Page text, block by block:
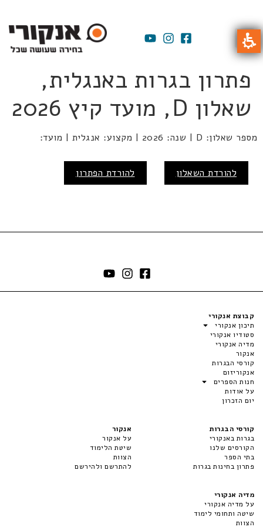
פתרון בגרות באנגלית,
שאלון D, מועד קיץ 2026
מספר שאלון: D | שנה: 2026 | מקצוע: אנגלית | מועד:
להורדת השאלון להורדת הפתרון
קבוצת אנקורי
תיכון אנקורי
סטודיו אנקורי
מדיה אנקורי
אנקור
קורסי הבגרות
אנקוריזום
חנות הספרים
על אודות
יום הזכרון
קורסי הבגרות
בגרות באנקורי
הקורסים שלנו
בתי הספר
פתרון בחינות בגרות
אנקור
על אנקור
שיטת הלימוד
הצוות
להתרשם ולהירשם
מדיה אנקורי
על מדיה אנקורי
שיטה ותחומי לימוד
הצוות